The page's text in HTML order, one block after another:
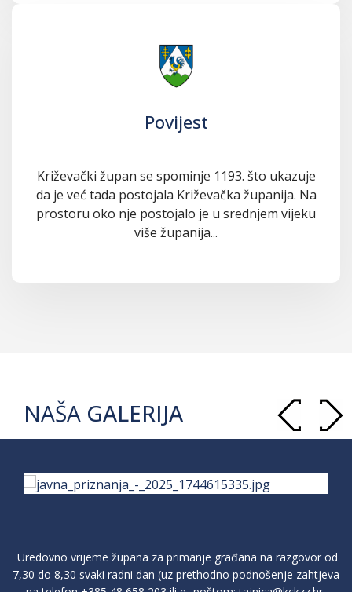
Povijest
Križevački župan se spominje 1193. što ukazuje
da je već tada postojala Križevačka županija. Na
prostoru oko nje postojalo je u srednjem vijeku
više županija...
NAŠA GALERIJA
Uredovno vrijeme župana za primanje građana na razgovor od
7,30 do 8,30 svaki radni dan (uz prethodno podnošenje zahtjeva